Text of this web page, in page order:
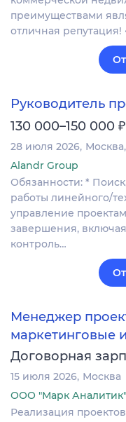
преимуществами
отличная репутация!
Руководитель
130 000–150 000 ₽
28 июля 2026 Москва
Alandr Group
Обязанности: *
работы линейного/
управление
завершения,
контроль…
Менеджер
маркетинговые
Договорная
15 июля 2026 Москва
ООО "Марк Аналитик"
Реализация